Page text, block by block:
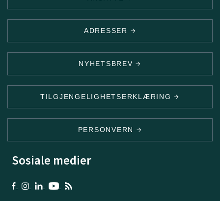
ADRESSER
NYHETSBREV
TILGJENGELIGHETSERKLÆRING
PERSONVERN
Sosiale medier